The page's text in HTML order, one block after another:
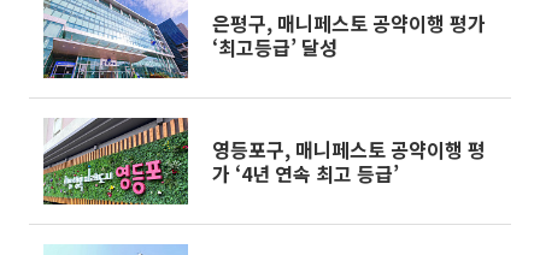
은평구, 매니페스토 공약이행 평가
‘최고등급’ 달성
영등포구, 매니페스토 공약이행 평
가 ‘4년 연속 최고 등급’